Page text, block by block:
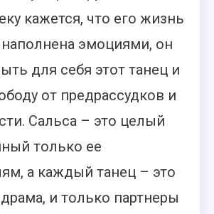
кажется, что его жизнь
наполнена эмоциями, он
для себя этот танец и
от предрассудков и
Сальса – это целый
только ее
а каждый танец – это
и только партнеры